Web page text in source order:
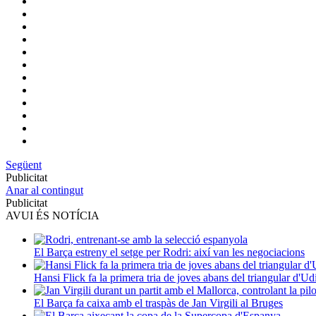
Següent
Publicitat
Anar al contingut
Publicitat
AVUI ÉS NOTÍCIA
El Barça estreny el setge per Rodri: així van les negociacions
Hansi Flick fa la primera tria de joves abans del triangular
El Barça fa caixa amb el traspàs de Jan Virgili al Bruges